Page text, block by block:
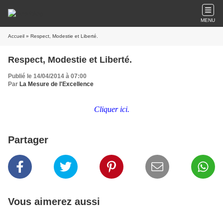
MENU
Accueil » Respect, Modestie et Liberté.
Respect, Modestie et Liberté.
Publié le 14/04/2014 à 07:00
Par La Mesure de l'Excellence
Cliquer ici.
Partager
Vous aimerez aussi